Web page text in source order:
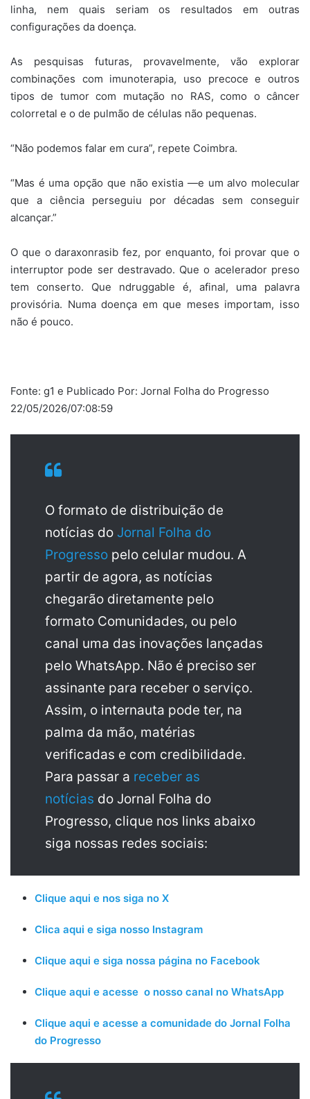
linha, nem quais seriam os resultados em outras
configurações da doença.
As pesquisas futuras, provavelmente, vão explorar
combinações com imunoterapia, uso precoce e outros
tipos de tumor com mutação no RAS, como o câncer
colorretal e o de pulmão de células não pequenas.
“Não podemos falar em cura”, repete Coimbra.
“Mas é uma opção que não existia —e um alvo molecular
que a ciência perseguiu por décadas sem conseguir
alcançar.”
O que o daraxonrasib fez, por enquanto, foi provar que o
interruptor pode ser destravado. Que o acelerador preso
tem conserto. Que ndruggable é, afinal, uma palavra
provisória. Numa doença em que meses importam, isso
não é pouco.
Fonte: g1 e Publicado Por: Jornal Folha do Progresso
22/05/2026/07:08:59
O formato de distribuição de
notícias do Jornal Folha do
Progresso pelo celular mudou. A
partir de agora, as notícias
chegarão diretamente pelo
formato Comunidades, ou pelo
canal uma das inovações lançadas
pelo WhatsApp. Não é preciso ser
assinante para receber o serviço.
Assim, o internauta pode ter, na
palma da mão, matérias
verificadas e com credibilidade.
Para passar a receber as
notícias do Jornal Folha do
Progresso, clique nos links abaixo
siga nossas redes sociais:
Clique aqui e nos siga no X
Clica aqui e siga nosso Instagram
Clique aqui e siga nossa página no Facebook
Clique aqui e acesse o nosso canal no WhatsApp
Clique aqui e acesse a comunidade do Jornal Folha
do Progresso